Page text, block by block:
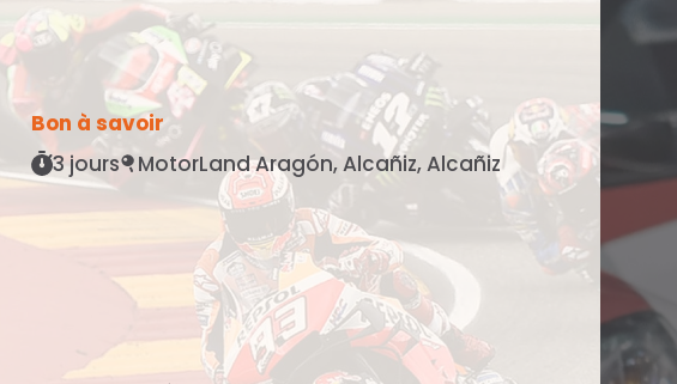
Bon à savoir
3 jours
MotorLand Aragón, Alcañiz, Alcañiz